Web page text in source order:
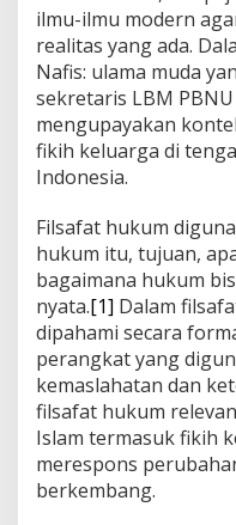
ilmu-ilmu modern
realitas yang ada.
Nafis: ulama muda
sekretaris LBM
mengupayakan
fikih keluarga di
Indonesia.
Filsafat hukum
hukum itu, tujuan,
bagaimana hukum
nyata.[1] Dalam
dipahami secara
perangkat yang
kemaslahatan dan
filsafat hukum
Islam termasuk fikih
merespons
berkembang.